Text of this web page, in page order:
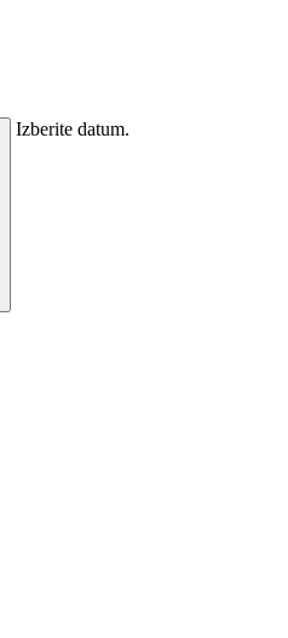
Izberite datum.